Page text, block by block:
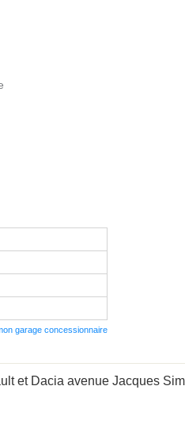
garage concessionnaire
et Dacia avenue Jacques